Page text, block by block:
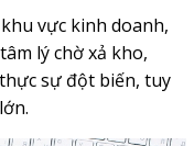
vực kinh doanh,
lý chờ xả kho,
sự đột biến, tuy